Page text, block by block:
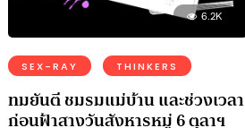
6.2K
SEX-RAY THINKERS
ทมยันตี ชมรมแม่บ้าน และช่วงเวลา
ก่อนฟ้าสางวันสังหารหมู่ 6 ตุลาฯ